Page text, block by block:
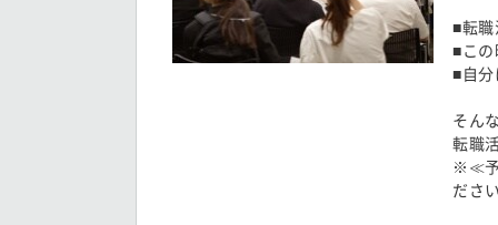
■転
■こ
■自
そん
転職
※≪予
ださ